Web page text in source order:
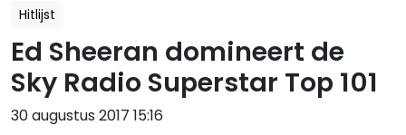
Hitlijst
Ed Sheeran domineert de
Sky Radio Superstar Top 101
30 augustus 2017 15:16